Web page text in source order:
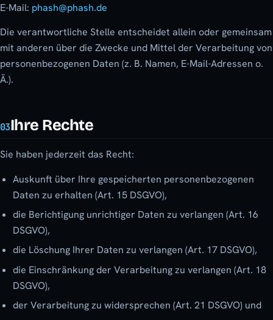
E-Mail: phash@phash.de
Die verantwortliche Stelle entscheidet allein oder gemeinsam
mit anderen über die Zwecke und Mittel der Verarbeitung von
personenbezogenen Daten (z. B. Namen, E-Mail-Adressen o.
Ä.).
03Ihre Rechte
Sie haben jederzeit das Recht:
Auskunft über Ihre gespeicherten personenbezogenen
Daten zu erhalten (Art. 15 DSGVO),
die Berichtigung unrichtiger Daten zu verlangen (Art. 16
DSGVO),
die Löschung Ihrer Daten zu verlangen (Art. 17 DSGVO),
die Einschränkung der Verarbeitung zu verlangen (Art. 18
DSGVO),
der Verarbeitung zu widersprechen (Art. 21 DSGVO) und